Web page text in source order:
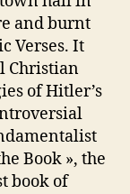
and burnt
Verses. It
Christian
of Hitler’s
Book », the
book of